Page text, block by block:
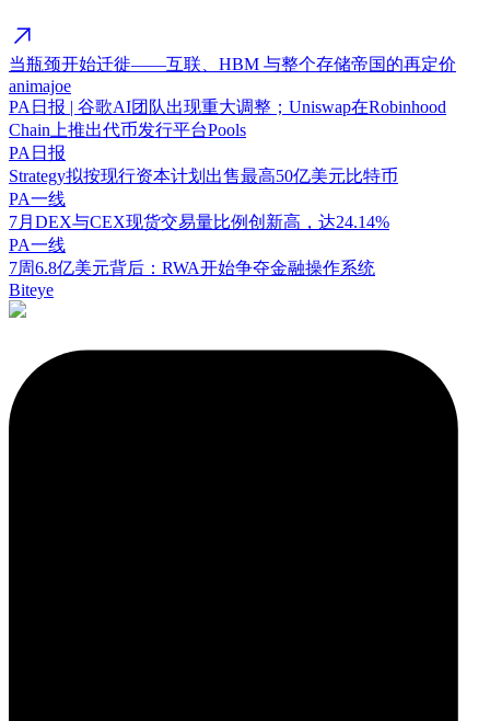
当瓶颈开始迁徙——互联、HBM 与整个存储帝国的再定价
animajoe
PA日报 | 谷歌AI团队出现重大调整；Uniswap在Robinhood
Chain上推出代币发行平台Pools
PA日报
Strategy拟按现行资本计划出售最高50亿美元比特币
PA一线
7月DEX与CEX现货交易量比例创新高，达24.14%
PA一线
7周6.8亿美元背后：RWA开始争夺金融操作系统
Biteye